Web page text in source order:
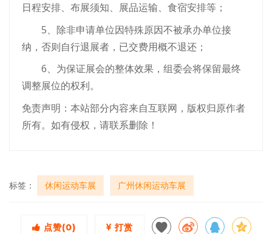
日程安排、布展须知、展品运输、食宿安排等；
5、除非申请单位因特殊原因不被承办单位接
纳，否则自行退展者，已交费用概不退还；
6、为保证展会的整体效果，组委会将保留最终
调整展位的权利。
免责声明：本站部分内容来自互联网，版权归原作者
所有。如有侵权，请联系删除！
标签： 休闲运动车展 广州休闲运动车展
点赞(0) 打赏